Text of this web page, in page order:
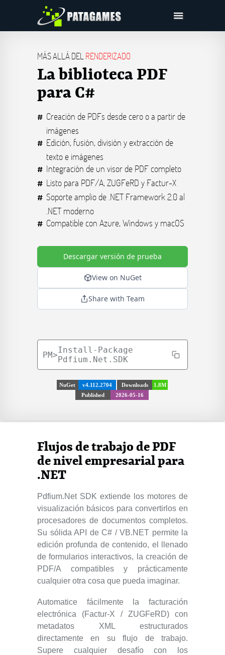
Ayuda
Compañía
Compras
MÁS ALLÁ DEL RENDERIZADO
La biblioteca PDF
para C#
Creación de PDFs desde cero o a partir de
imágenes
Edición, fusión, división y extracción de
texto e imágenes
Integración de un visor de PDF completo
Listo para PDF/A, ZUGFeRD y Factur-X
Soporte amplio de .NET Framework 2.0 al
.NET moderno
Compatible con Azure, Windows y macOS
Descargar versión de prueba
View on NuGet
Share with Team
PM>Install-Package
Pdfium.Net.SDK
NuGet v4.112.2704 Downloads
1.8M
Published
2026-05-16
Flujos de trabajo de PDF
de nivel empresarial para
.NET
Pdfium.Net SDK extiende los motores de
visualización básicos para convertirlos en
procesadores de documentos completos.
Su sólida API de C# / VB.NET permite la
edición profunda de contenido, el llenado
de formularios interactivos, la creación de
PDF/A compatibles y prácticamente
cualquier otra cosa que pueda imaginar.
Automatice fácilmente la facturación
electrónica (Factur-X / ZUGFeRD) con
metadatos XML estructurados
directamente en su flujo de trabajo.
Supere cualquier desafío con los